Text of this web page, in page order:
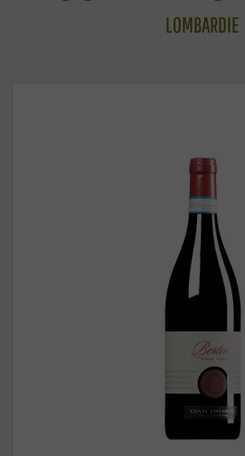
LOMBARDIE